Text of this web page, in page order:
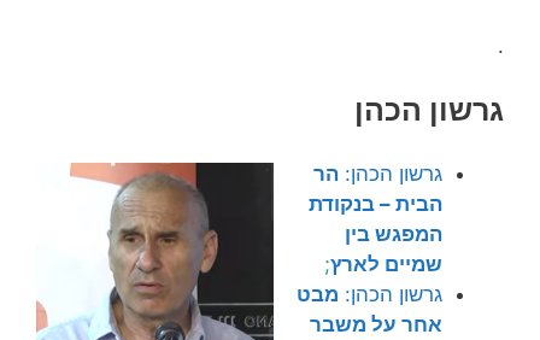
.
גרשון הכהן
גרשון הכהן: הר
הבית – בנקודת
המפגש בין
שמיים לארץ;
גרשון הכהן: מבט
אחר על משבר